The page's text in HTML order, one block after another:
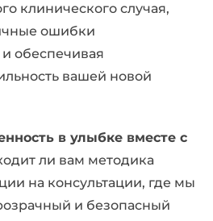
клинического случая,
ошибки
обеспечивая
вашей новой
в улыбке вместе с
ли вам методика
на консультации, где мы
и безопасный